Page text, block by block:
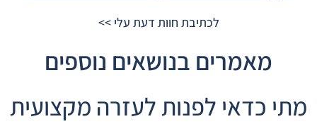
לכתיבת חוות דעת עלי >>
מאמרים בנושאים נוספים
מתי כדאי לפנות לעזרה מקצועית